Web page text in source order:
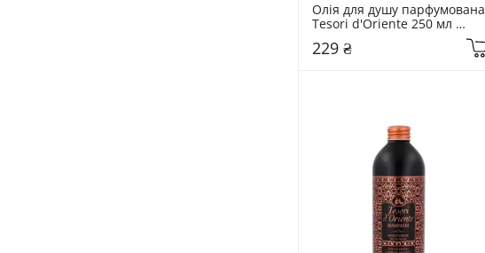
Олія для душу парфумована
Tesori d'Oriente 250 мл
229 ₴